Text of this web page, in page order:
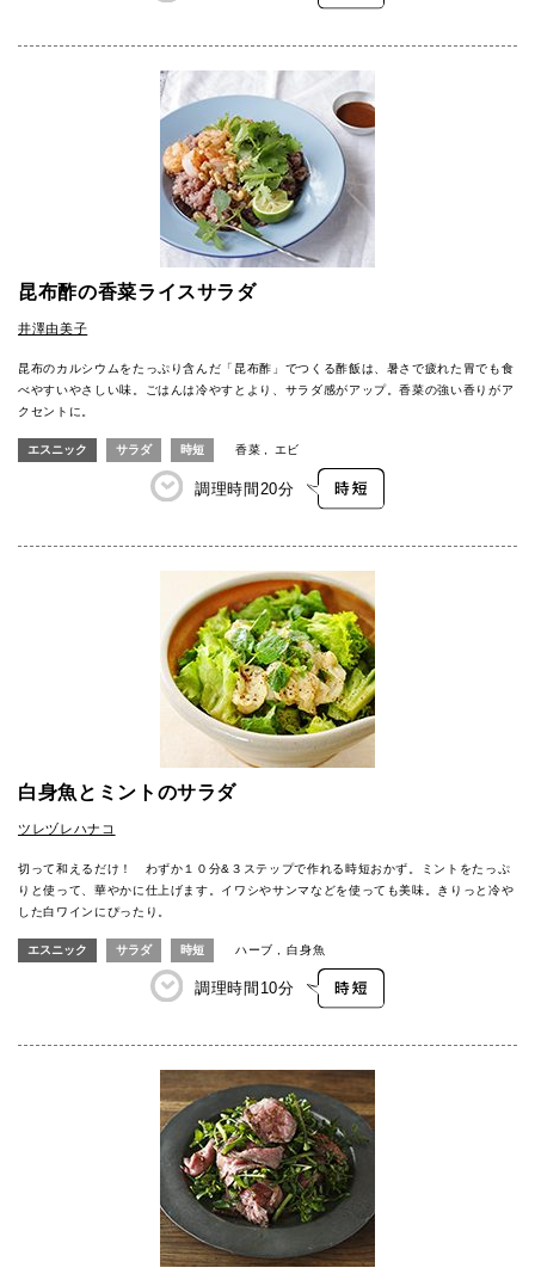
昆布酢の香菜ライスサラダ
井澤由美子
昆布のカルシウムをたっぷり含んだ「昆布酢」でつくる酢飯は、暑さで疲れた胃でも食
べやすいやさしい味。ごはんは冷やすとより、サラダ感がアップ。香菜の強い香りがア
クセントに。
エスニック サラダ 時短 香菜 エビ
調理時間 20分
白身魚とミントのサラダ
ツレヅレハナコ
切って和えるだけ！ わずか１０分&３ステップで作れる時短おかず。ミントをたっぷ
りと使って、華やかに仕上げます。イワシやサンマなどを使っても美味。きりっと冷や
した白ワインにぴったり。
エスニック サラダ 時短 ハーブ 白身魚
調理時間 10分